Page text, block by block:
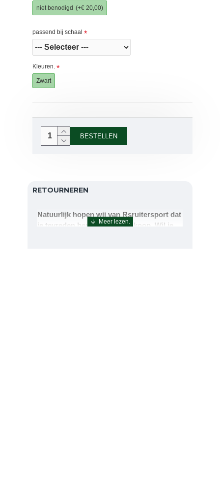
niet benodigd (+€ 20,00)
passend bij schaal
Kleuren.
Zwart
BESTELLEN
RETOURNEREN
Natuurlijk hopen wij van Rsruitersport dat
je tevreden bent met uw aankoop. Wil je